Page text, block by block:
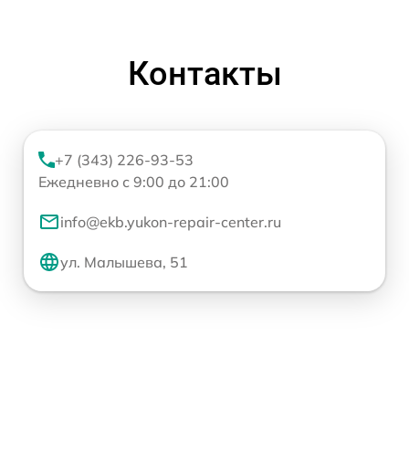
Контакты
+7 (343) 226-93-53
Ежедневно с 9:00 до 21:00
info@ekb.yukon-repair-center.ru
ул. Малышева, 51